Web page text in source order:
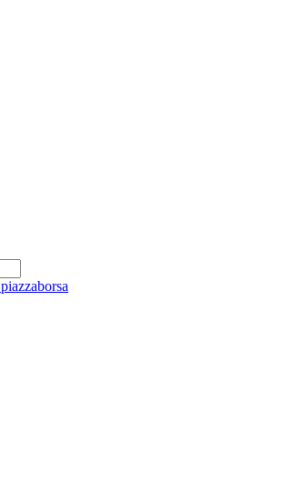
piazzaborsa